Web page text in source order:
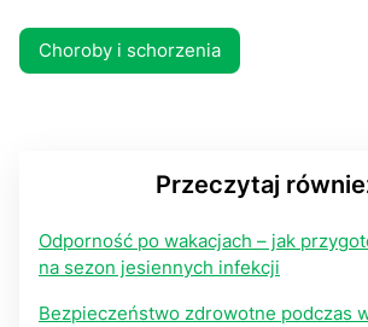
Choroby i schorzenia
Przeczytaj
Odporność po wakacjach – jak
na sezon jesiennych infekcji
Bezpieczeństwo zdrowotne podczas